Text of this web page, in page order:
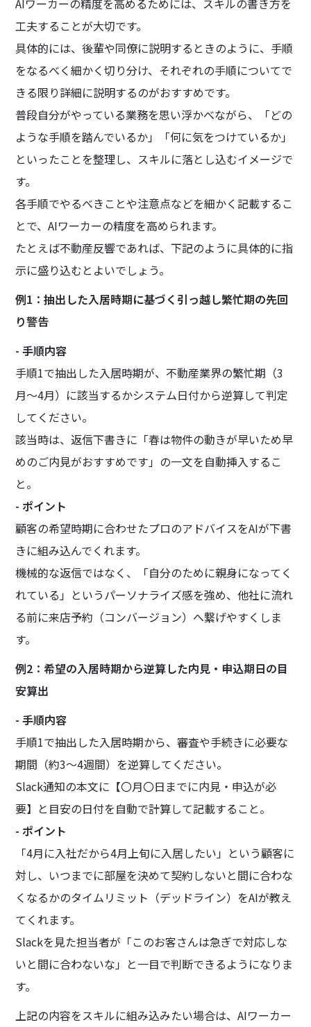
工夫することが大切です。
具体的には、後輩や同僚に説明するときのように、手順
をなるべく細かく切り分け、それぞれの手順についてで
きる限り詳細に説明するのがおすすめです。
普段自分がやっている業務を思い浮かべながら、「どの
ような手順を踏んでいるか」「何に気をつけているか」
といったことを整理し、スキルに落とし込むイメージで
す。
各手順でやるべきことや注意点などを細かく記載するこ
とで、AIワーカーの精度を高められます。
たとえば不動産反響であれば、下記のように具体的に指
示に盛り込むとよいでしょう。
例1：抽出した入居時期に基づく引っ越し繁忙期の先回
り警告
- 手順内容
手順1で抽出した入居時期が、不動産業界の繁忙期（3
月〜4月）に該当するかシステム日付から逆算して判定
してください。
該当時は、返信下書きに「春は物件の動きが早いため早
めのご内見がおすすめです」の一文を自動挿入するこ
と。
- ポイント
顧客の希望時期に合わせたプロのアドバイスをAIが下書
きに組み込んでくれます。
機械的な返信ではなく、「自分のために親身になってく
れている」というパーソナライズ感を強め、他社に流れ
る前に来店予約（コンバージョン）へ繋げやすくしま
す。
例2：希望の入居時期から逆算した内見・申込期日の目
安算出
- 手順内容
手順1で抽出した入居時期から、審査や手続きに必要な
期間（約3〜4週間）を逆算してください。
Slack通知の本文に【〇月〇日までに内見・申込が必
要】と目安の日付を自動で計算して記載すること。
- ポイント
「4月に入社だから4月上旬に入居したい」という顧客に
対し、いつまでに部屋を決めて契約しないと間に合わな
くなるかのタイムリミット（デッドライン）をAIが教え
てくれます。
Slackを見た担当者が「このお客さんは急ぎで対応しな
いと間に合わないな」と一目で判断できるようになりま
す。
上記の内容をスキルに組み込みたい場合は、AIワーカー